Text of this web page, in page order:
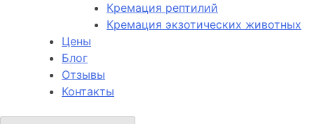
Кремация рептилий
Кремация экзотических животных
Цены
Блог
Отзывы
Контакты